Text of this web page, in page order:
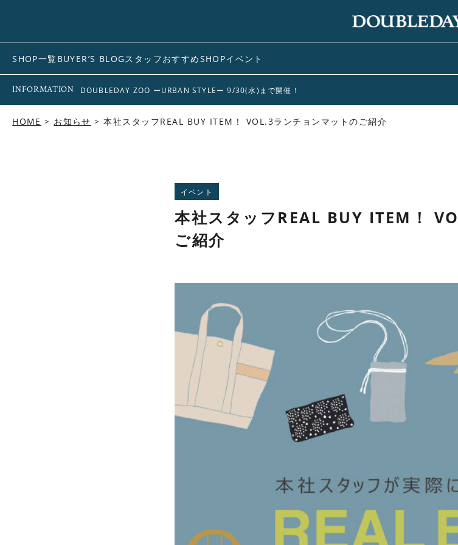
SHOP一覧BUYER’S BLOGスタッフおすすめSHOPイベント
INFORMATION DOUBLEDAY ZOO ーURBAN STYLEー 9/30(水)まで開催！
HOME お知らせ 本社スタッフREAL BUY ITEM！ VOL.3ランチョンマットのご紹介
イベント
本社スタッフREAL BUY ITEM！
ご紹介